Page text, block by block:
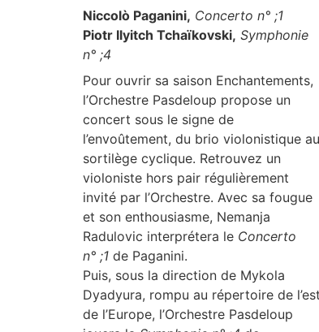
Niccolò Paganini, Concerto n° ;1
Piotr Ilyitch Tchaïkovski, Symphonie
n° ;4
Pour ouvrir sa saison Enchantements,
l’Orchestre Pasdeloup propose un
concert sous le signe de
l’envoûtement, du brio violonistique au
sortilège cyclique. Retrouvez un
violoniste hors pair régulièrement
invité par l’Orchestre. Avec sa fougue
et son enthousiasme, Nemanja
Radulovic interprétera leConcerto
n° ;1de Paganini.
Puis, sous la direction de Mykola
Dyadyura, rompu au répertoire de
de l’Europe, l’Orchestre Pasdeloup